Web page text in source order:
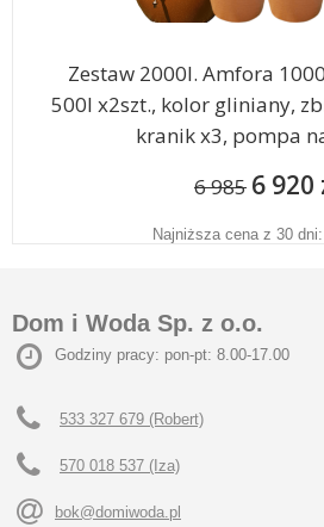
Zestaw 2000l. Amfora
500l x2szt., kolor gliniany,
kranik x3, pompa
6 985 6 920
Najniższa cena z 30 dni:
Dom i Woda Sp. z o.o.
Godziny pracy: pon-pt: 8.00-17.00
533 327 679 (Robert)
570 018 537 (Iza)
bok@domiwoda.pl